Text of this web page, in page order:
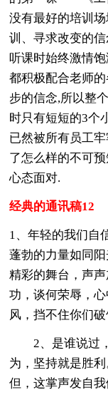
没有最好的培训
训、寻求改变的
听课时始终激情
都积极配合老师
步的信念,所以整
时只有短短的3个
已然被所有员工
了怎么样的不可
心态面对.
经典的通讯稿12
1、年轻的我们自
蓬勃的力量如同
精彩的舞台，声
功，谈何荣辱，
风，挡不住你们破
2、是谁说过，
为，坚持就是胜
但，这掌声发自